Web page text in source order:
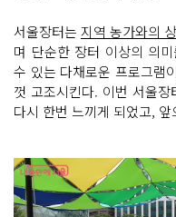
서울장터는 지역 농가와의
며 단순한 장터 이상의 의
수 있는 다채로운 프로그램
껏 고조시킨다. 이번 서울
다시 한번 느끼게 되었고,